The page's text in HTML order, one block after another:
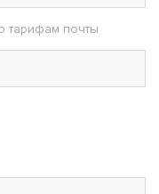
тарифам почты